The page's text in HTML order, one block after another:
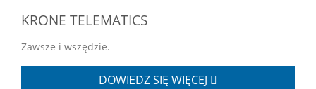
KRONE TELEMATICS
Zawsze i wszędzie.
DOWIEDZ SIĘ WIĘCEJ